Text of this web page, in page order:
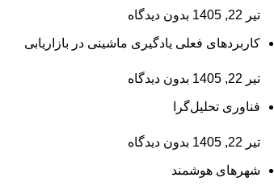
تیر 22, 1405 بدون دیدگاه
کاربردهای فعلی یادگیری ماشینی در بازاریابی
تیر 22, 1405 بدون دیدگاه
فناوری تحلیل‌گرا
تیر 22, 1405 بدون دیدگاه
شهرهای هوشمند